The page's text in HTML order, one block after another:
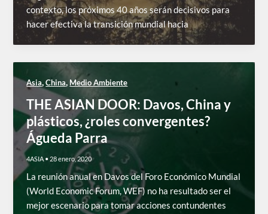
contexto, los próximos 40 años serán decisivos para
hacer efectiva la transición mundial hacia
Asia,China, Medio Ambiente
THE ASIAN DOOR: Davos, China y
plásticos, ¿roles convergentes?
Águeda Parra
4ASIA • 28 enero, 2020
La reunión anual en Davos del Foro Económico Mundial
(World Economic Forum, WEF) no ha resultado ser el
mejor escenario para tomar acciones contundentes